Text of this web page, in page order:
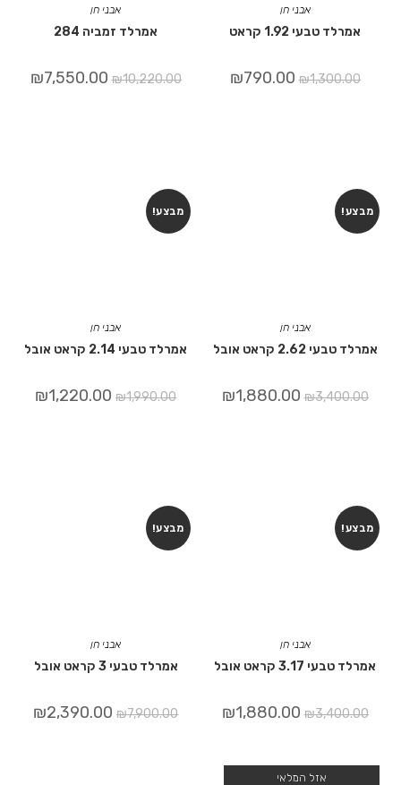
אבני חן
אמרלד זמביה 284
₪10,220.00
₪7,550.00
אבני חן
אמרלד טבעי 1.92 קראט
₪1,300.00
₪790.00
מבצע!
אבני חן
אמרלד טבעי 2.14 קראט אובל
₪1,990.00
₪1,220.00
מבצע!
אבני חן
אמרלד טבעי 2.62 קראט אובל
₪3,400.00
₪1,880.00
מבצע!
אבני חן
אמרלד טבעי 3 קראט אובל
₪7,900.00
₪2,390.00
מבצע!
אבני חן
אמרלד טבעי 3.17 קראט אובל
₪3,400.00
₪1,880.00
אזל המלאי